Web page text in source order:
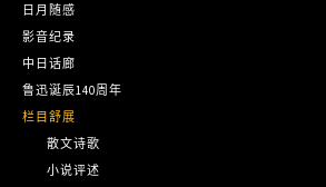
日月随感
影音纪录
中日话廊
鲁迅诞辰140周年
栏目舒展
散文诗歌
小说评述